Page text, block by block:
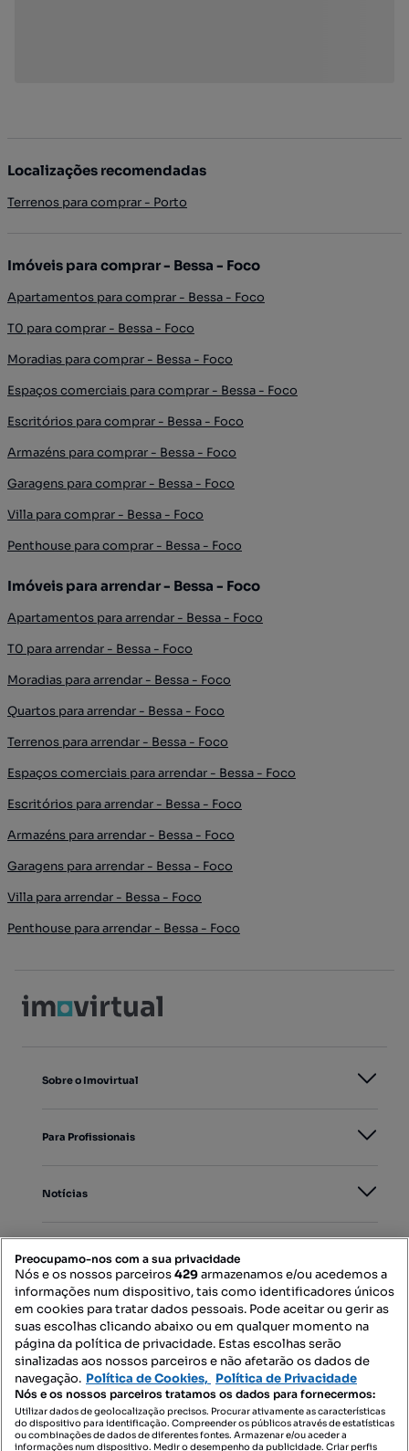
Localizações recomendadas
Terrenos para comprar - Porto
Imóveis para comprar - Bessa - Foco
Apartamentos para comprar - Bessa - Foco
T0 para comprar - Bessa - Foco
Moradias para comprar - Bessa - Foco
Espaços comerciais para comprar - Bessa - Foco
Escritórios para comprar - Bessa - Foco
Armazéns para comprar - Bessa - Foco
Garagens para comprar - Bessa - Foco
Villa para comprar - Bessa - Foco
Penthouse para comprar - Bessa - Foco
Imóveis para arrendar - Bessa - Foco
Apartamentos para arrendar - Bessa - Foco
T0 para arrendar - Bessa - Foco
Moradias para arrendar - Bessa - Foco
Quartos para arrendar - Bessa - Foco
Terrenos para arrendar - Bessa - Foco
Espaços comerciais para arrendar - Bessa - Foco
Escritórios para arrendar - Bessa - Foco
Armazéns para arrendar - Bessa - Foco
Garagens para arrendar - Bessa - Foco
Villa para arrendar - Bessa - Foco
Penthouse para arrendar - Bessa - Foco
Sobre o Imovirtual
Para Profissionais
Notícias
Mapa do Site
Contacte-nos
SIGA-NOS:
Preocupamo-nos com a sua privacidade
Nós e os nossos parceiros429armazenamos e/ou acedemos a
informações num dispositivo, tais como identificadores únicos
em cookies para tratar dados pessoais. Pode aceitar ou gerir as
suas escolhas clicando abaixo ou em qualquer momento na
página da política de privacidade. Estas escolhas serão
sinalizadas aos nossos parceiros e não afetarão os dados de
navegação. Política de Cookies, Política de Privacidade
Nós e os nossos parceiros tratamos os dados para fornecermos:
Utilizar dados de geolocalização precisos. Procurar ativamente as características
do dispositivo para identificação. Compreender os públicos através de estatísticas
ou combinações de dados de diferentes fontes. Armazenar e/ou aceder a
informações num dispositivo. Medir o desempenho da publicidade. Criar perfis